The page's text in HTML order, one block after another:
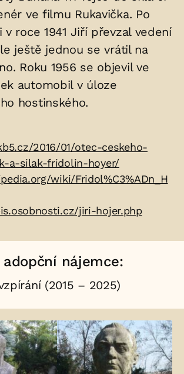
ve filmu Rukavička. Po
roce 1941 Jiří převzal vedení
ještě jednou se vrátil na
Roku 1956 se objevil ve
automobil v úloze
hostinského.
2016/01/otec-ceskeho-
a-silak-fridolin-hoyer/
wiki/Fridol%C3%ADn_H
jiri-hojer.php
adopční nájemce:
(2015 – 2025)